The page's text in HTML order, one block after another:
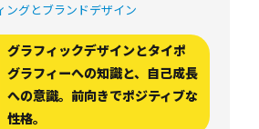
ングとブランドデザイン
グラフィックデザインとタイポ
グラフィーへの知識と、自己成長
への意識。前向きでポジティブな
性格。